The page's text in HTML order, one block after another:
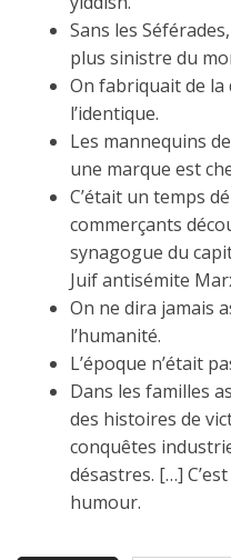
Sans les
plus sinistre du
On fabriquait de
l’identique.
Les mannequins
une marque est
C’était un temps
commerçants
synagogue du
Juif antisémite
On ne dira jamais
l’humanité.
L’époque n’était
Dans les familles
des histoires de
conquêtes
désastres. […]
humour.